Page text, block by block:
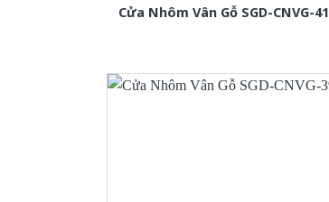
Cửa Nhôm Vân Gỗ SGD-CNVG-41